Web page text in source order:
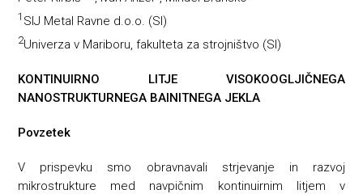
1 SIJ Metal Ravne d.o.o. (SI)
2Univerza v Mariboru, fakulteta za strojništvo (SI)
KONTINUIRNO LITJE VISOKOOGLJIČNEGA
NANOSTRUKTURNEGA BAINITNEGA JEKLA
Povzetek
V prispevku smo obravnavali strjevanje in razvoj
mikrostrukture med navpičnim kontinuirnim litjem v